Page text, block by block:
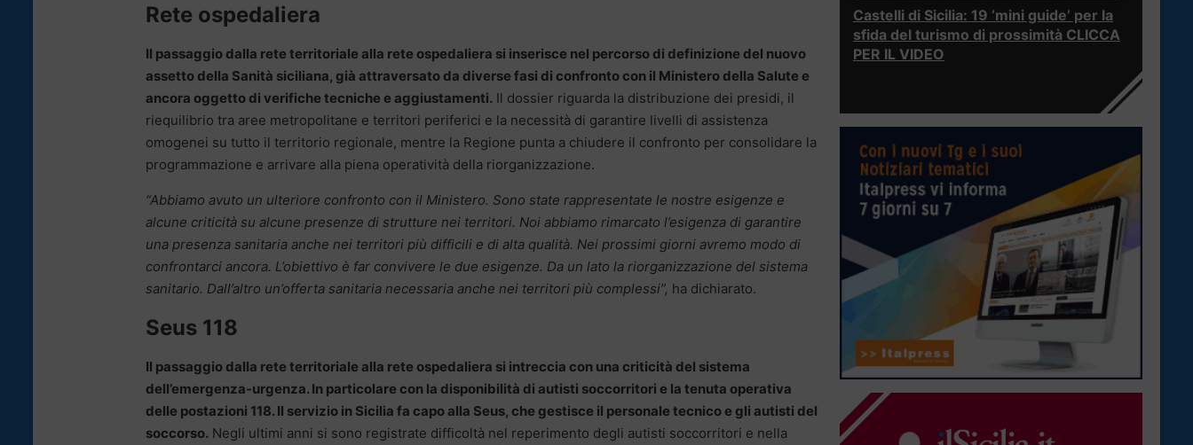
Rete ospedaliera
Il passaggio dalla rete territoriale alla rete ospedaliera si inserisce nel percorso di definizione del nuovo
assetto della Sanità siciliana, già attraversato da diverse fasi di confronto con il Ministero della Salute e
ancora oggetto di verifiche tecniche e aggiustamenti. Il dossier riguarda la distribuzione dei presidi, il
riequilibrio tra aree metropolitane e territori periferici e la necessità di garantire livelli di assistenza
omogenei su tutto il territorio regionale, mentre la Regione punta a chiudere il confronto per consolidare la
programmazione e arrivare alla piena operatività della riorganizzazione.
“Abbiamo avuto un ulteriore confronto con il Ministero. Sono state rappresentate le nostre esigenze e
alcune criticità su alcune presenze di strutture nei territori. Noi abbiamo rimarcato l’esigenza di garantire
una presenza sanitaria anche nei territori più difficili e di alta qualità. Nei prossimi giorni avremo modo di
confrontarci ancora. L’obiettivo è far convivere le due esigenze. Da un lato la riorganizzazione del sistema
sanitario. Dall’altro un’offerta sanitaria necessaria anche nei territori più complessi”, ha dichiarato.
Seus 118
Il passaggio dalla rete territoriale alla rete ospedaliera si intreccia con una criticità del sistema
dell’emergenza-urgenza. In particolare con la disponibilità di autisti soccorritori e la tenuta operativa
delle postazioni 118. Il servizio in Sicilia fa capo alla Seus, che gestisce il personale tecnico e gli autisti del
soccorso. Negli ultimi anni si sono registrate difficoltà nel reperimento degli autisti soccorritori e nella
Castelli di Sicilia: 19 ‘mini guide’ per la
sfida del turismo di prossimità CLICCA
PER IL VIDEO